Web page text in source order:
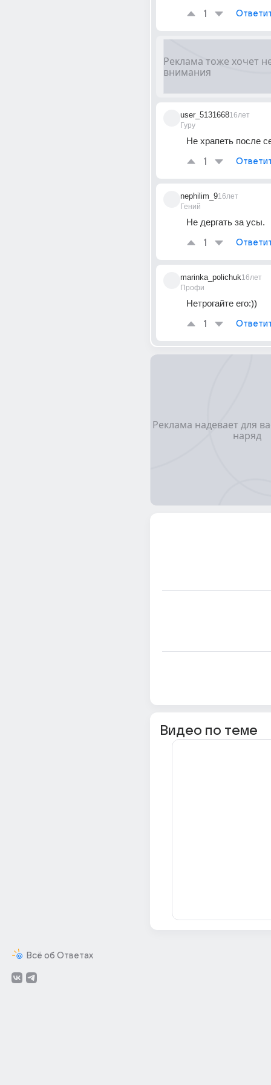
Всё об Ответах
1
user_5131668
Гуру
16лет
Не храпеть после
1
nephilim_9
Гений
16лет
Не дергать за усы.
1
marinka_polichuk
Профи
16лет
Нетрогайте его:))
1
Видео по теме